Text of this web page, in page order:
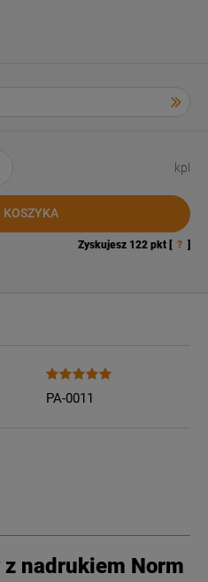
kpl
KOSZYKA
Zyskujesz 122 pkt [ ? ]
PA-0011
nadrukiem Norm